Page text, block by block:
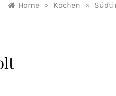
Home » Kochen »